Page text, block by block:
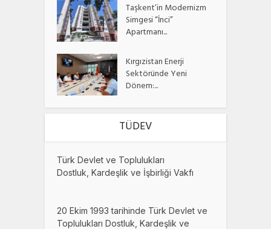
Taşkent’in Modernizm
Simgesi “İnci”
Apartmanı...
Kırgızistan Enerji
Sektöründe Yeni
Dönem:...
TÜDEV
Türk Devlet ve Toplulukları
Dostluk, Kardeşlik ve İşbirliği Vakfı
20 Ekim 1993 tarihinde Türk Devlet ve
Toplulukları Dostluk, Kardeşlik ve